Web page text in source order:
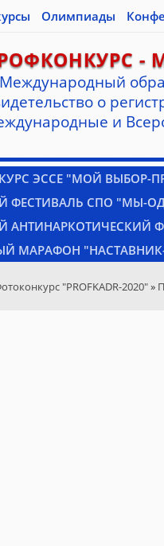
Олимпиады
-
о
и
ЭССЕ "МОЙ ВЫБОР-
ФЕСТИВАЛЬ СПО "МЫ-
АНТИНАРКОТИЧЕСКИЙ
МАРАФОН
"PROFKADR-2020"»